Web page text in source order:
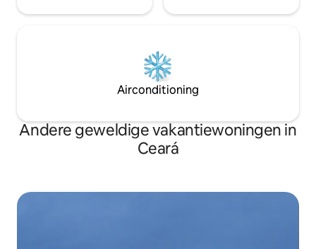
Airconditioning
Andere geweldige vakantiewoningen in
Ceará